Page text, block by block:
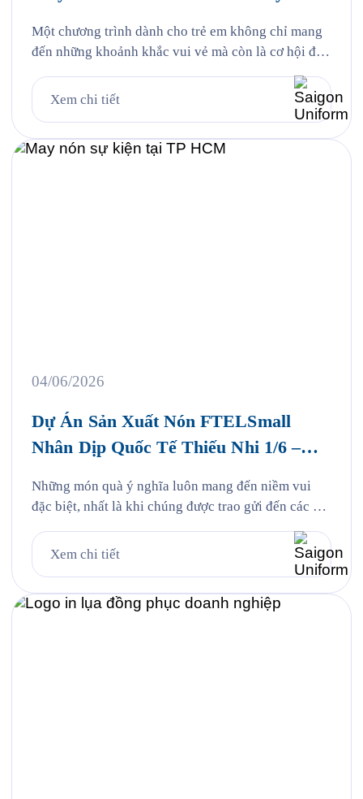
Một chương trình dành cho trẻ em không chỉ mang
đến những khoảnh khắc vui vẻ mà còn là cơ hội để
kế đồng phục ấn tượng. Đồng hành cùng sự kiện
SUNHOUSE KIDS DAY 2026, Saigon Uniform tự
Xem chi tiết
04/06/2026
Dự Án Sản Xuất Nón FTELSmall
Nhân Dịp Quốc Tế Thiếu Nhi 1/6 –
Những món quà ý nghĩa luôn mang đến niềm vui
đặc biệt, nhất là khi chúng được trao gửi đến các em
dịp Quốc tế Thiếu nhi 1/6, Saigon Uniform rất vinh
dự được đồng hành cùng FPT Telecom trong dự án
Xem chi tiết